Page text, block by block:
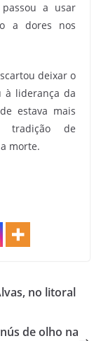
a usar
a dores nos
deixar o
à liderança da
estava mais
tradição de
morte.
no litoral
de olho na